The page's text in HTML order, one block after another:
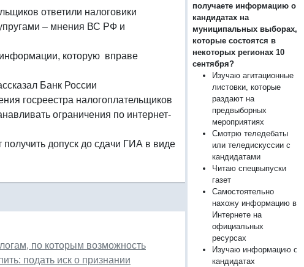
ответили налоговики
– мнения ВС РФ и
которую вправе
Банк России
госреестра налогоплательщиков
ограничения по интернет-
получить допуск до сдачи ГИА в виде
по которым возможность
подать иск о признании
получаете информацию о
кандидатах на
муниципальных выборах,
которые состоятся в
некоторых регионах 10
сентября?
Изучаю агитационные
листовки, которые
раздают на
предвыборных
мероприятиях
Смотрю теледебаты
или теледискуссии с
кандидатами
Читаю спецвыпуски
газет
Самостоятельно
нахожу информацию в
Интернете на
официальных
ресурсах
Изучаю информацию о
кандидатах